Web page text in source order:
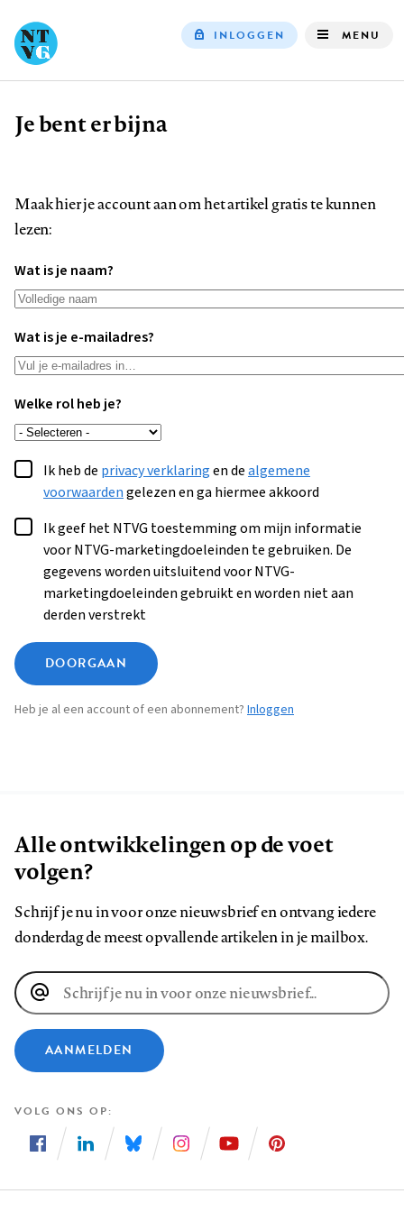
INLOGGEN MENU
Kruimelpad
Je bent er bijna
Maak hier je account aan om het artikel gratis te kunnen
lezen:
Wat is je naam?
Wat is je e-mailadres?
Welke rol heb je?
Ik heb de privacy verklaringen dealgemene
voorwaardengelezen en ga hiermee akkoord
Ik geef het NTVG toestemming om mijn informatie
voor NTVG-marketingdoeleinden te gebruiken. De
gegevens worden uitsluitend voor NTVG-
marketingdoeleinden gebruikt en worden niet aan
derden verstrekt
DOORGAAN
Heb je al een account of een abonnement? Inloggen
Alle ontwikkelingen op de voet
volgen?
Schrijf je nu in voor onze nieuwsbrief en ontvang iedere
donderdag de meest opvallende artikelen in je mailbox.
E-
mailadres
AANMELDEN
VOLG ONS OP
ons
ons
ons
ons
ons
ons